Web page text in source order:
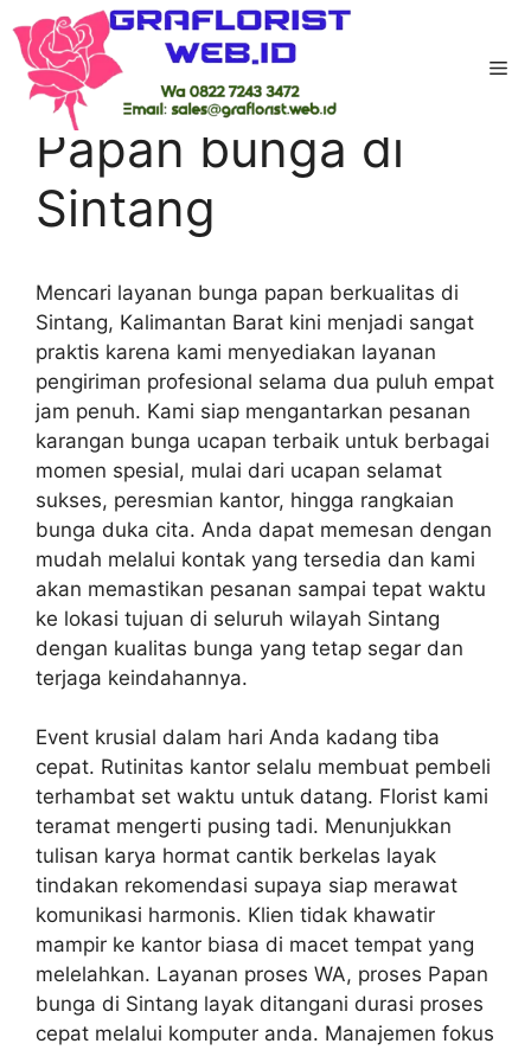
to
content
Home -Kab Sintang
Papan bunga di
Sintang
Mencari layanan bunga papan berkualitas di
Sintang, Kalimantan Barat kini menjadi sangat
praktis karena kami menyediakan layanan
pengiriman profesional selama dua puluh empat
jam penuh. Kami siap mengantarkan pesanan
karangan bunga ucapan terbaik untuk berbagai
momen spesial, mulai dari ucapan selamat
sukses, peresmian kantor, hingga rangkaian
bunga duka cita. Anda dapat memesan dengan
mudah melalui kontak yang tersedia dan kami
akan memastikan pesanan sampai tepat waktu
ke lokasi tujuan di seluruh wilayah Sintang
dengan kualitas bunga yang tetap segar dan
terjaga keindahannya.
Event krusial dalam hari Anda kadang tiba
cepat. Rutinitas kantor selalu membuat pembeli
terhambat set waktu untuk datang. Florist kami
teramat mengerti pusing tadi. Menunjukkan
tulisan karya hormat cantik berkelas layak
tindakan rekomendasi supaya siap merawat
komunikasi harmonis. Klien tidak khawatir
mampir ke kantor biasa di macet tempat yang
melelahkan. Layanan proses WA, proses Papan
bunga di Sintang layak ditangani durasi proses
cepat melalui komputer anda. Manajemen fokus